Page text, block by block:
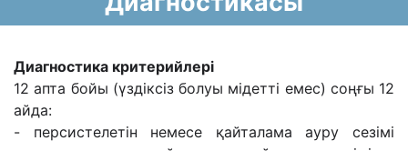
Диагностика критерийлері
12 апта бойы (үздіксіз болуы мідетті емес) соңғы 12
айда:
- персистелетін немесе қайталама ауру сезімі